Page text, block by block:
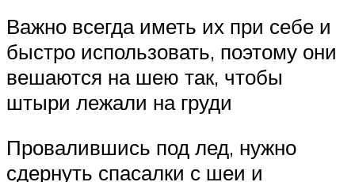
Важно всегда иметь их при себе и
быстро использовать, поэтому они
вешаются на шею так, чтобы
штыри лежали на груди
Провалившись под лед, нужно
сдернуть спасалки с шеи и